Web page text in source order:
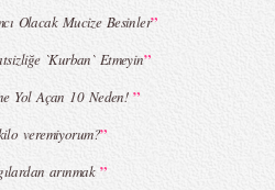
Olacak Mucize Besinler”
`Kurban` Etmeyin”
Yol Açan 10 Neden! ”
veremiyorum?”
arınmak ”